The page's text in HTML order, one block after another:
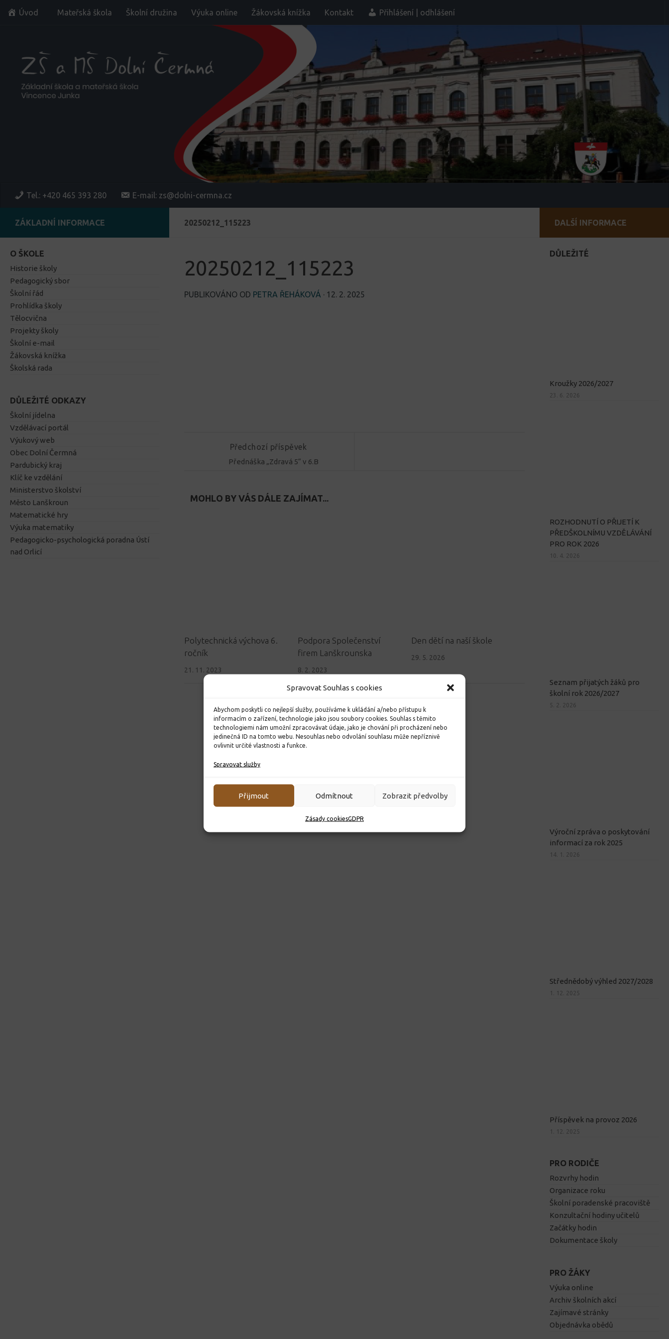
Spravovat Souhlas s cookies
Abychom poskytli co nejlepší služby, používáme k ukládání a/nebo přístupu k
informacím o zařízení, technologie jako jsou soubory cookies. Souhlas s těmito
technologiemi nám umožní zpracovávat údaje, jako je chování při procházení nebo
jedinečná ID na tomto webu. Nesouhlas nebo odvolání souhlasu může nepříznivě
ovlivnit určité vlastnosti a funkce.
Spravovat služby
Přijmout Odmítnout Zobrazit předvolby
Zásady cookiesGDPR
Skip to content
Úvod Mateřská škola Školní družina Výuka online Žákovská knížka Kontakt Přihlášení | odhlášení
Tel.: +420 465 393 280 E-mail: zs@dolni-cermna.cz
20250212_115223
20250212_115223
PUBLIKOVÁNO OD PETRA ŘEHÁKOVÁ · 12. 2. 2025
Předchozí příspěvek
Přednáška „Zdravá 5“ v 6.B
MOHLO BY VÁS DÁLE ZAJÍMAT...
Polytechnická výchova 6.
ročník
21. 11. 2023
Podpora Společenství
firem Lanškrounska
8. 2. 2023
Den dětí na naší škole
29. 5. 2026
ZÁKLADNÍ INFORMACE
O ŠKOLE
Historie školy
Pedagogický sbor
Školní řád
Prohlídka školy
Tělocvična
Projekty školy
Školní e-mail
Žákovská knížka
Školská rada
DŮLEŽITÉ ODKAZY
Školní jídelna
Vzdělávací portál
Výukový web
Obec Dolní Čermná
Pardubický kraj
Klíč ke vzdělání
Ministerstvo školství
Město Lanškroun
Matematické hry
Výuka matematiky
Pedagogicko-psychologická poradna Ústí
nad Orlicí
DALŠÍ INFORMACE
DŮLEŽITÉ
Kroužky 2026/2027
23. 6. 2026
ROZHODNUTÍ O PŘIJETÍ K
PŘEDŠKOLNÍMU VZDĚLÁVÁNÍ
PRO ROK 2026
10. 4. 2026
Seznam přijatých žáků pro
školní rok 2026/2027
5. 2. 2026
Výroční zpráva o poskytování
informací za rok 2025
14. 1. 2026
Střednědobý výhled 2027/2028
1. 12. 2025
Příspěvek na provoz 2026
1. 12. 2025
PRO RODIČE
Rozvrhy hodin
Organizace roku
Školní poradenské pracoviště
Konzultační hodiny učitelů
Začátky hodin
Dokumentace školy
PRO ŽÁKY
Výuka online
Archiv školních akcí
Zajímavé stránky
Objednávka obědů